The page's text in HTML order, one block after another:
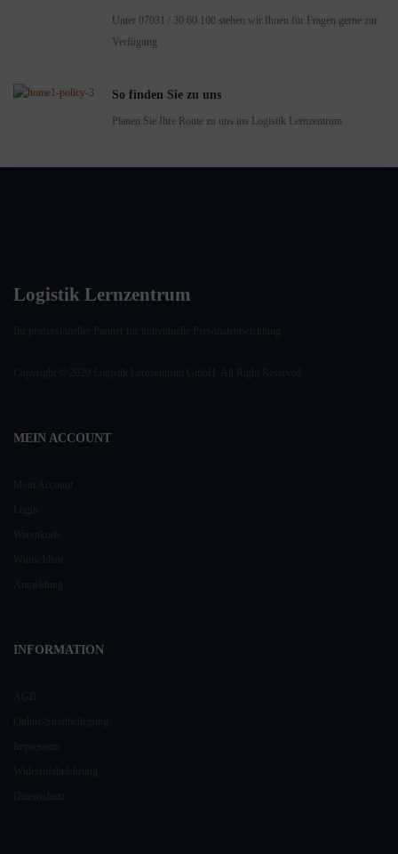
Unter 07031 / 30 60 100 stehen wir Ihnen für Fragen gerne zur
Verfügung
So finden Sie zu uns
Planen Sie Ihre Route zu uns ins Logistik Lernzentrum
Logistik Lernzentrum
MEIN ACCOUNT
Warenkorb
Wunschliste
INFORMATION
Widerrufsbelehrung